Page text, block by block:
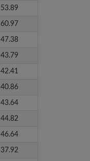
53.89
60.97
47.38
43.79
42.41
40.86
43.64
44.82
46.64
37.92